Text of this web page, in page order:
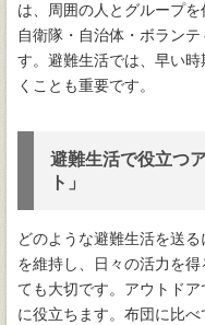
は、周囲の人とグループを
自衛隊・自治体・ボラン
す。避難生活では、早い
くことも重要です。
避難生活で役立つ
ト」
どのような避難生活を送
を維持し、日々の活力を
ても大切です。アウトド
に役立ちます。布団に比